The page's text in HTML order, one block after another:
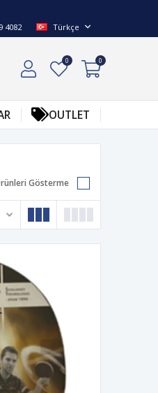
4082 Türkçe
0 0
OUTLET
Gösterme